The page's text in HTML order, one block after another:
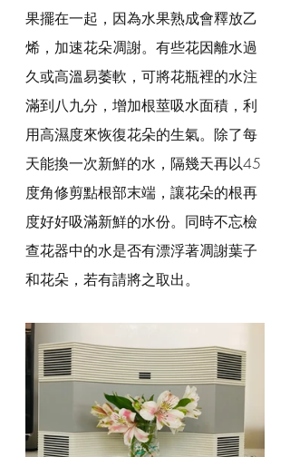
果擺在一起，因為水果熟成會釋放乙
烯，加速花朵凋謝。有些花因離水過
久或高溫易萎軟，可將花瓶裡的水注
滿到八九分，增加根莖吸水面積，利
用高濕度來恢復花朵的生氣。除了每
天能換一次新鮮的水，隔幾天再以45
度角修剪點根部末端，讓花朵的根再
度好好吸滿新鮮的水份。同時不忘檢
查花器中的水是否有漂浮著凋謝葉子
和花朵，若有請將之取出。